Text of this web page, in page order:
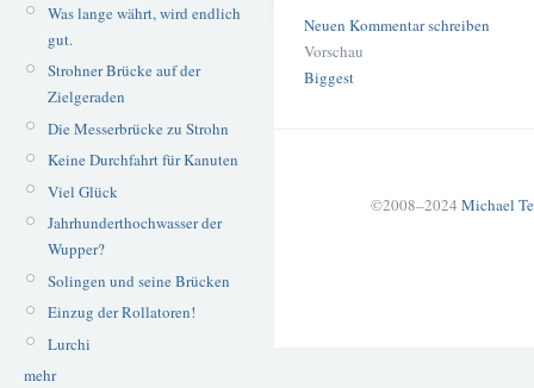
Was lange währt, wird endlich
gut.
Strohner Brücke auf der
Zielgeraden
Die Messerbrücke zu Strohn
Keine Durchfahrt für Kanuten
Viel Glück
Jahrhunderthochwasser der
Wupper?
Solingen und seine Brücken
Einzug der Rollatoren!
Lurchi
mehr
Neuen Kommentar schreiben
Vorschau
Biggest
©2008–2024 Michael